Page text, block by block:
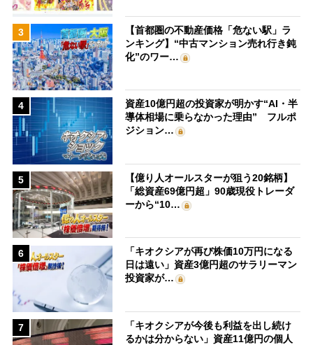
3
【首都圏の不動産価格「危ない駅」ラ
ンキング】“中古マンション売れ行き鈍
化”のワー…
4
資産10億円超の投資家が明かす“AI・半
導体相場に乗らなかった理由” フルポ
ジション…
5
【億り人オールスターが狙う20銘柄】
「総資産69億円超」90歳現役トレーダ
ーから“10…
6
「キオクシアが再び株価10万円になる
日は遠い」資産3億円超のサラリーマン
投資家が…
7
「キオクシアが今後も利益を出し続け
るかは分からない」資産11億円の個人